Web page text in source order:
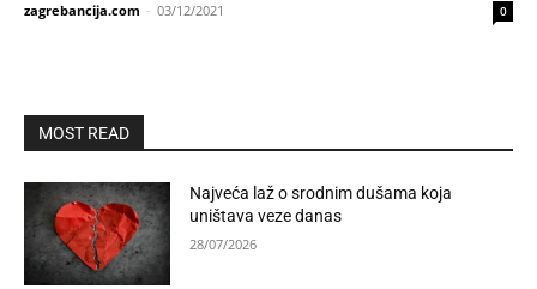
zagrebancija.com - 03/12/2021 0
MOST READ
Najveća laž o srodnim dušama koja
uništava veze danas
28/07/2026